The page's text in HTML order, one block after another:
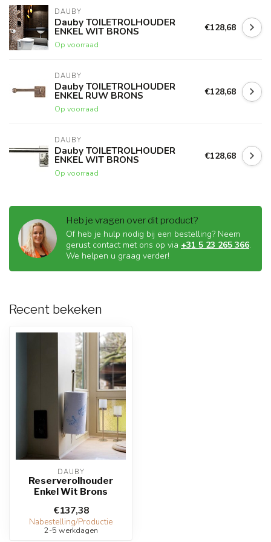
DAUBY
Dauby TOILETROLHOUDER
ENKEL WIT BRONS
Op voorraad
€128,68
DAUBY
Dauby TOILETROLHOUDER
ENKEL RUW BRONS
Op voorraad
€128,68
DAUBY
Dauby TOILETROLHOUDER
ENKEL WIT BRONS
Op voorraad
€128,68
Heb je vragen over dit product?
Of heb je hulp nodig bij een bestelling? Neem
gerust contact met ons op via +31 5 23 265 366.
We helpen u graag verder!
Recent bekeken
DAUBY
Reserverolhouder
Enkel Wit Brons
€137,38
Nabestelling/Productie
2-5 werkdagen